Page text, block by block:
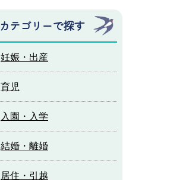
カテゴリーで探す
妊娠・出産
育児
入園・入学
結婚・離婚
居住・引越